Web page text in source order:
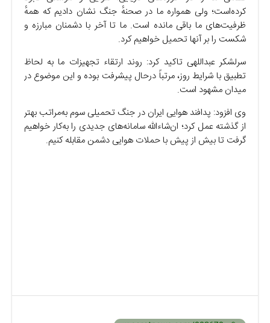
کرده‌است؛ ولی همواره ما در صحنهٔ جنگ نشان دادیم که همهٔ
ظرفیت‌های ما باقی مانده است. ما تا آخر با دشمنان مبارزه و
شکست را بر آنها تحمیل خواهیم کرد.
سرلشکر عبداللهی تاکید کرد: روند ارتقاء تجهیزات ما به لحاظ
تطبیق با شرایط روز، مرتباً درحال پیشرفت بوده و این موضوع در
میدان مشهود است.
وی افزود: پدافند هوایی ایران در جنگ تحمیلی سوم به‌مراتب بهتر
از گذشته عمل کرد؛ ان‌شاءالله سامانه‌های جدیدی را به‌کار خواهیم
گرفت تا بیش از پیش با حملات هوایی دشمن مقابله کنیم.